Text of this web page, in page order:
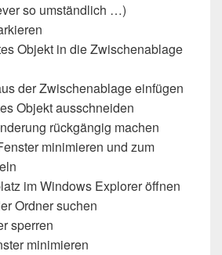
so umständlich …)
Objekt in die Zwischenablage
der Zwischenablage einfügen
Objekt ausschneiden
rückgängig machen
minimieren und zum
im Windows Explorer öffnen
Ordner suchen
sperren
minimieren